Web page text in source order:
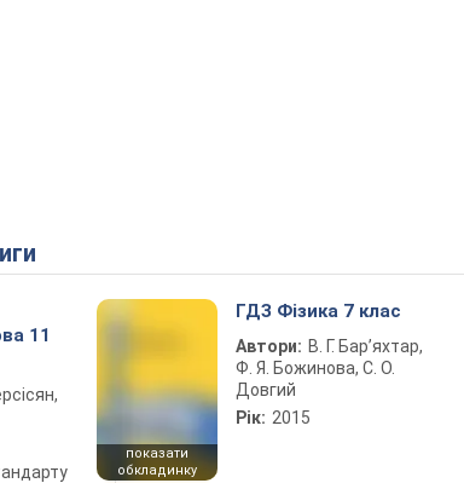
11
показати
обкладинку
ГДЗ Фізика 7 клас
Автори: В. Г. Бар’яхтар,
Ф. Я. Божинова, С. О.
Довгий
Рік: 2015